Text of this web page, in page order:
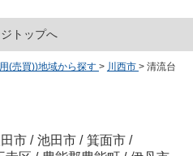
トップへ
(売買))地域から探す > 川西市 > 清流台
市 / 池田市 / 箕面市 /